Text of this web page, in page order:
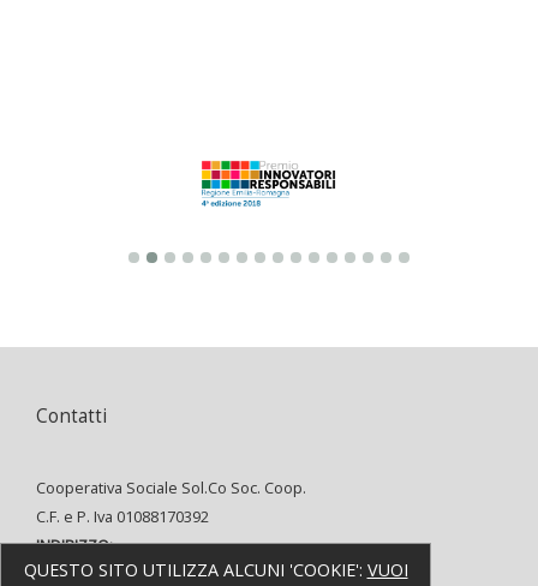
QUESTO SITO UTILIZZA ALCUNI 'COOKIE': VUOI
Contatti
Cooperativa Sociale Sol.Co Soc. Coop.
C.F. e P. Iva 01088170392
INDIRIZZO:
Via Alfredo Oriani, 8 48121 Ravenna